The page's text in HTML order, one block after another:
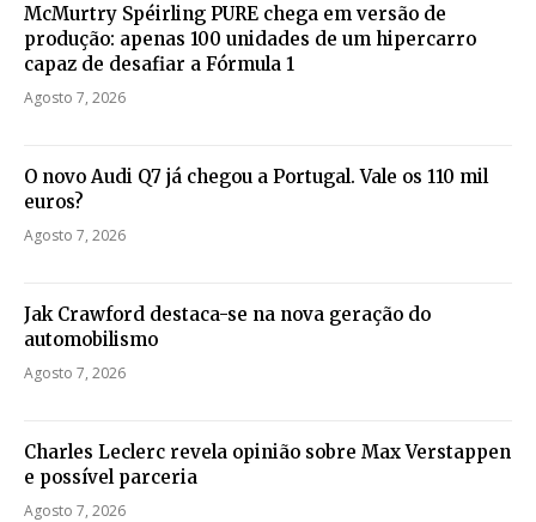
McMurtry Spéirling PURE chega em versão de
produção: apenas 100 unidades de um hipercarro
capaz de desafiar a Fórmula 1
Agosto 7, 2026
O novo Audi Q7 já chegou a Portugal. Vale os 110 mil
euros?
Agosto 7, 2026
Jak Crawford destaca-se na nova geração do
automobilismo
Agosto 7, 2026
Charles Leclerc revela opinião sobre Max Verstappen
e possível parceria
Agosto 7, 2026